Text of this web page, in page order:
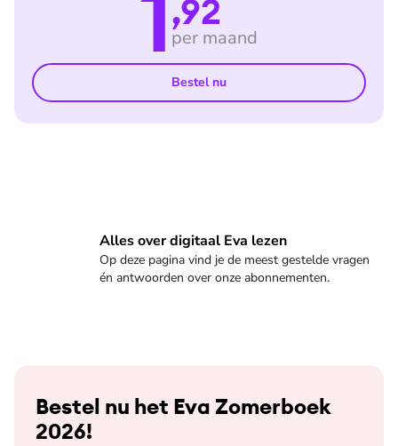
,92
per maand
Bestel nu
Alles over digitaal Eva lezen
Op deze pagina vind je de meest gestelde vragen
én antwoorden over onze abonnementen.
Veelgestelde vragen
Bestel nu het Eva Zomerboek
2026!